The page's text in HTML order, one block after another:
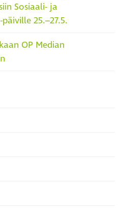
Sosiaali- ja
25.–27.5.
OP Median